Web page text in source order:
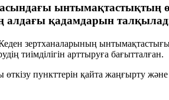
ынтымақтастықтың
алдағы қадамдарын
зертханаларының
тиімділігін арттыруға бағытталған.
пункттерін қайта жаңғырту және